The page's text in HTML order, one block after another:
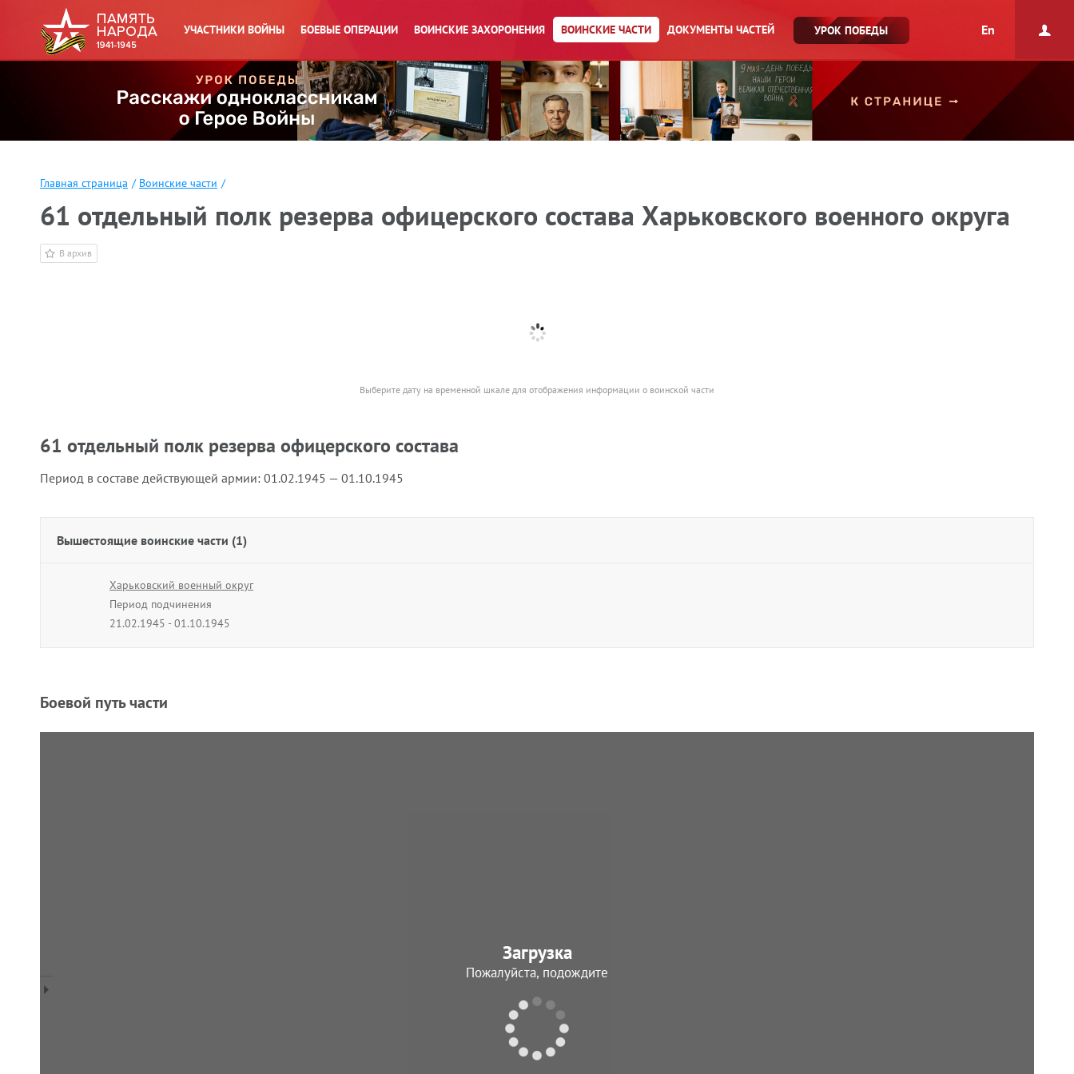
УЧАСТНИКИ ВОЙНЫ БОЕВЫЕ ОПЕРАЦИИ ВОИНСКИЕ ЗАХОРОНЕНИЯ ВОИНСКИЕ ЧАСТИ ДОКУМЕНТЫ ЧАСТЕЙ УРОК ПОБЕДЫ En
Главная страница / Воинские части /
61 отдельный полк резерва офицерского состава Харьковского военного округа
В архив
Выберите дату на временной шкале для отображения информации о воинской части
61 отдельный полк резерва офицерского состава
Период в составе действующей армии: 01.02.1945 — 01.10.1945
Вышестоящие воинские части (1)
Харьковский военный округ
Период подчинения
21.02.1945 - 01.10.1945
Боевой путь части
Загрузка
Пожалуйста, подождите